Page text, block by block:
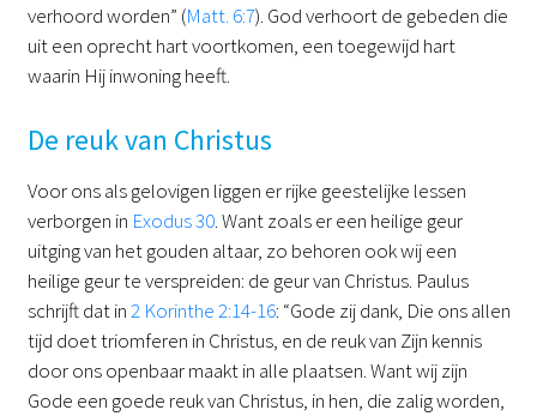
verhoord worden” (Matt. 6:7). God verhoort de gebeden die
uit een oprecht hart voortkomen, een toegewijd hart
waarin Hij inwoning heeft.
De reuk van Christus
Voor ons als gelovigen liggen er rijke geestelijke lessen
verborgen in Exodus 30. Want zoals er een heilige geur
uitging van het gouden altaar, zo behoren ook wij een
heilige geur te verspreiden: de geur van Christus. Paulus
schrijft dat in2 Korinthe 2:14-16: “Gode zij dank, Die ons allen
tijd doet triomferen in Christus, en de reuk van Zijn kennis
door ons openbaar maakt in alle plaatsen. Want wij zijn
Gode een goede reuk van Christus, in hen, die zalig worden,